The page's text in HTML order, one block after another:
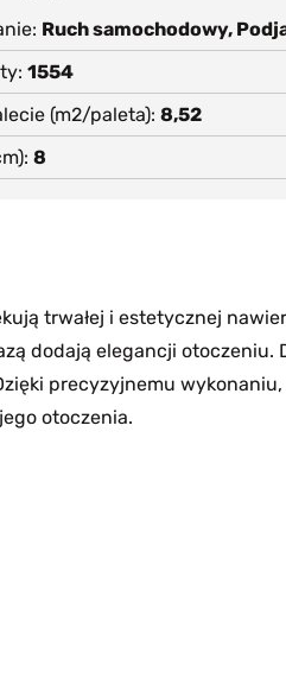
Ruch samochodowy,
1554
(m2/paleta) 8,52
8
trwałej i estetycznej
dodają elegancji otoczeniu.
precyzyjnemu
otoczenia.